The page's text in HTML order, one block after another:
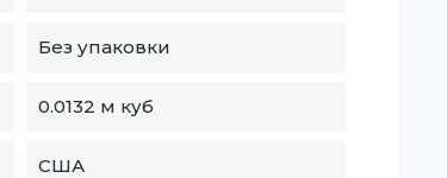
Без упаковки
0.0132 м куб
США